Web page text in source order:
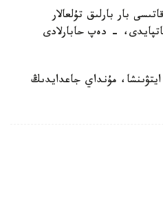
بار بارلىق تۇلعالار
- دەپ حابارلادى
مۇنداي جاعدايدىڭ